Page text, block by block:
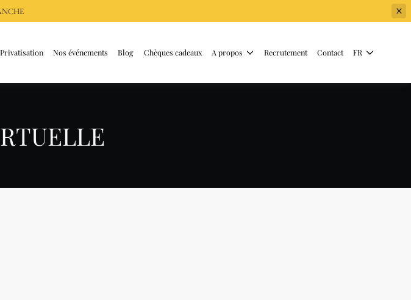
Nos événements Blog Chèques cadeaux A propos Recrutement Contact FR